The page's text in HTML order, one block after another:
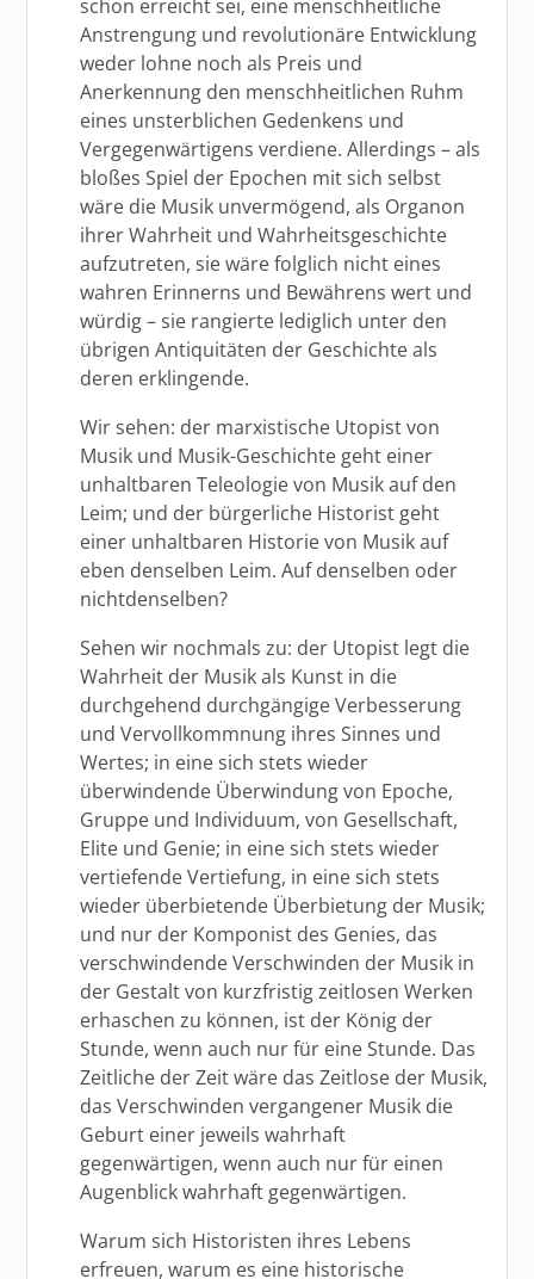
schon erreicht sei, eine menschheitliche
Anstrengung und revolutionäre Entwicklung
weder lohne noch als Preis und
Anerkennung den menschheitlichen Ruhm
eines unsterblichen Gedenkens und
Vergegenwärtigens verdiene. Allerdings – als
bloßes Spiel der Epochen mit sich selbst
wäre die Musik unvermögend, als Organon
ihrer Wahrheit und Wahrheitsgeschichte
aufzutreten, sie wäre folglich nicht eines
wahren Erinnerns und Bewährens wert und
würdig – sie rangierte lediglich unter den
übrigen Antiquitäten der Geschichte als
deren erklingende.
Wir sehen: der marxistische Utopist von
Musik und Musik-Geschichte geht einer
unhaltbaren Teleologie von Musik auf den
Leim; und der bürgerliche Historist geht
einer unhaltbaren Historie von Musik auf
eben denselben Leim. Auf denselben oder
nichtdenselben?
Sehen wir nochmals zu: der Utopist legt die
Wahrheit der Musik als Kunst in die
durchgehend durchgängige Verbesserung
und Vervollkommnung ihres Sinnes und
Wertes; in eine sich stets wieder
überwindende Überwindung von Epoche,
Gruppe und Individuum, von Gesellschaft,
Elite und Genie; in eine sich stets wieder
vertiefende Vertiefung, in eine sich stets
wieder überbietende Überbietung der Musik;
und nur der Komponist des Genies, das
verschwindende Verschwinden der Musik in
der Gestalt von kurzfristig zeitlosen Werken
erhaschen zu können, ist der König der
Stunde, wenn auch nur für eine Stunde. Das
Zeitliche der Zeit wäre das Zeitlose der Musik,
das Verschwinden vergangener Musik die
Geburt einer jeweils wahrhaft
gegenwärtigen, wenn auch nur für einen
Augenblick wahrhaft gegenwärtigen.
Warum sich Historisten ihres Lebens
erfreuen, warum es eine historische